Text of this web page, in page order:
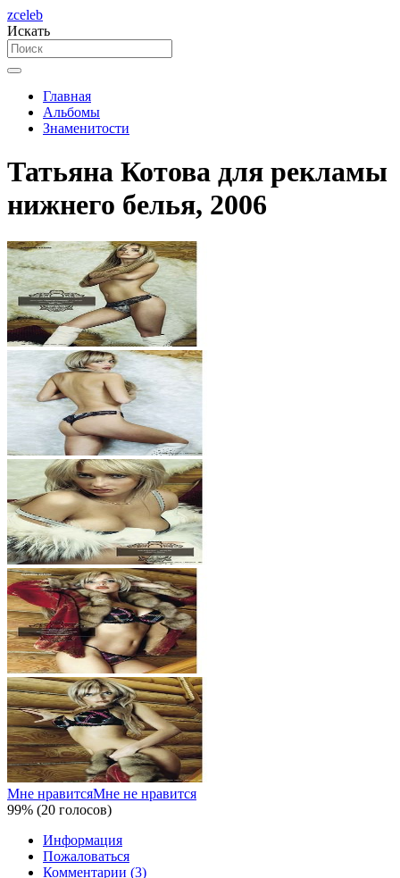
zceleb
Искать
Главная
Альбомы
Знаменитости
Татьяна Котова для рекламы
нижнего белья, 2006
Мне нравитсяМне не нравится
99% (20 голосов)
Информация
Пожаловаться
Комментарии (3)